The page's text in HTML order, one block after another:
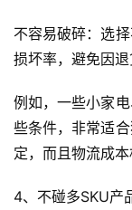
媒
营
跨
境
航
不容易破碎：选
损坏率，避免因退
例如，一些小家
些条件，非常适
定，而且物流成
4、不碰多SKU产